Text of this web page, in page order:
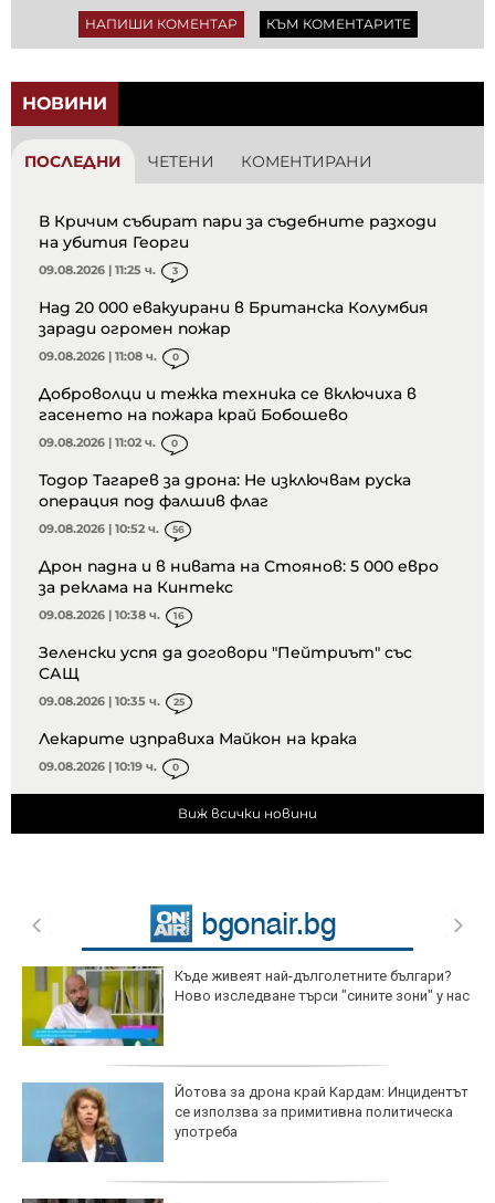
НАПИШИ КОМЕНТАР КЪМ КОМЕНТАРИТЕ
НОВИНИ
ПОСЛЕДНИ ЧЕТЕНИ КОМЕНТИРАНИ
В Кричим събират пари за съдебните разходи
на убития Георги
09.08.2026 | 11:25 ч. 3
Над 20 000 евакуирани в Британска Колумбия
заради огромен пожар
09.08.2026 | 11:08 ч. 0
Доброволци и тежка техника се включиха в
гасенето на пожара край Бобошево
09.08.2026 | 11:02 ч. 0
Тодор Тагарев за дрона: Не изключвам руска
операция под фалшив флаг
09.08.2026 | 10:52 ч. 56
Дрон падна и в нивата на Стоянов: 5 000 евро
за реклама на Кинтекс
09.08.2026 | 10:38 ч. 16
Зеленски успя да договори "Пейтриът" със
САЩ
09.08.2026 | 10:35 ч. 25
Лекарите изправиха Майкон на крака
09.08.2026 | 10:19 ч. 0
Виж всички новини
Къде живеят най-дълголетните българи?
Ново изследване търси "сините зони" у нас
Йотова за дрона край Кардам: Инцидентът
се използва за примитивна политическа
употреба